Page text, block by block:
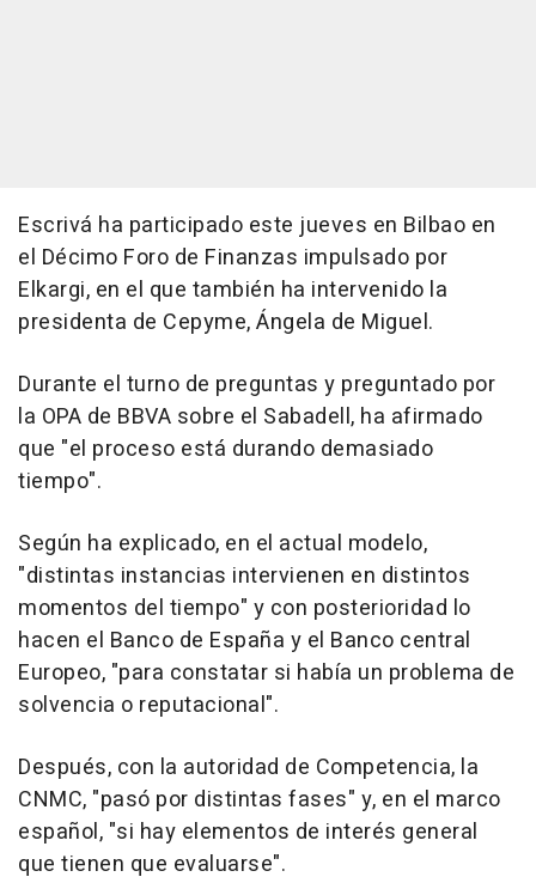
Escrivá ha participado este jueves en Bilbao en
el Décimo Foro de Finanzas impulsado por
Elkargi, en el que también ha intervenido la
presidenta de Cepyme, Ángela de Miguel.
Durante el turno de preguntas y preguntado por
la OPA de BBVA sobre el Sabadell, ha afirmado
que "el proceso está durando demasiado
tiempo".
Según ha explicado, en el actual modelo,
"distintas instancias intervienen en distintos
momentos del tiempo" y con posterioridad lo
hacen el Banco de España y el Banco central
Europeo, "para constatar si había un problema de
solvencia o reputacional".
Después, con la autoridad de Competencia, la
CNMC, "pasó por distintas fases" y, en el marco
español, "si hay elementos de interés general
que tienen que evaluarse".